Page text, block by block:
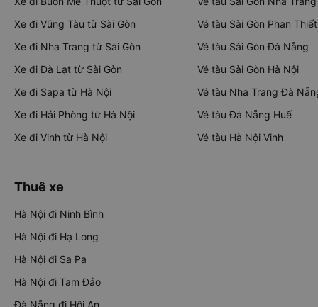
Xe đi Vũng Tàu từ Sài Gòn
Xe đi Nha Trang từ Sài Gòn
Xe đi Đà Lạt từ Sài Gòn
Xe đi Sapa từ Hà Nội
Xe đi Hải Phòng từ Hà Nội
Xe đi Vinh từ Hà Nội
Vé tàu Sài Gòn Phan Thiết
Vé tàu Sài Gòn Đà Nẵng
Vé tàu Sài Gòn Hà Nội
Vé tàu Nha Trang Đà
Vé tàu Đà Nẵng Huế
Vé tàu Hà Nội Vinh
Thuê xe
Hà Nội đi Ninh Bình
Hà Nội đi Hạ Long
Hà Nội đi Sa Pa
Hà Nội đi Tam Đảo
Đà Nẵng đi Hội An